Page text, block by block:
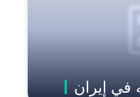
في إیران